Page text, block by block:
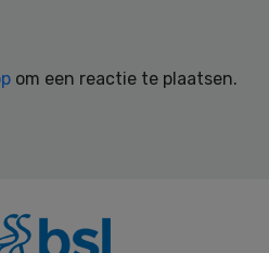
om een reactie te plaatsen.